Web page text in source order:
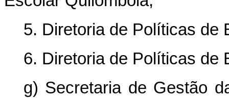
5. Diretoria de Políticas de
6. Diretoria de Políticas de
g) Secretaria de Gestão